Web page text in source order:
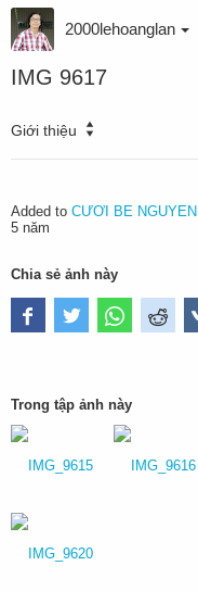
2000lehoanglan
IMG 9617
Giới thiệu
Added to CƯƠI BE NGUYEN
5 năm
Chia sẻ ảnh này
Trong tập ảnh này